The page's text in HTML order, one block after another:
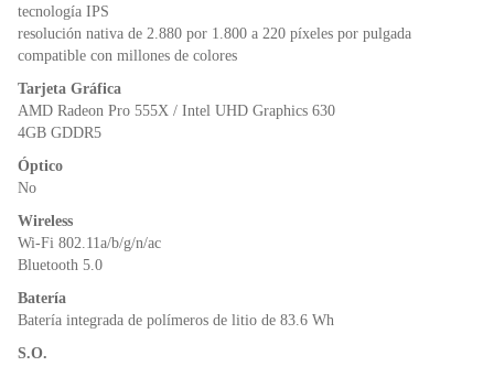
tecnología IPS
resolución nativa de 2.880 por 1.800 a 220 píxeles por pulgada
compatible con millones de colores
Tarjeta Gráfica
AMD Radeon Pro 555X / Intel UHD Graphics 630
4GB GDDR5
Óptico
No
Wireless
Wi‑Fi 802.11a/b/g/n/ac
Bluetooth 5.0
Batería
Batería integrada de polímeros de litio de 83.6 Wh
S.O.